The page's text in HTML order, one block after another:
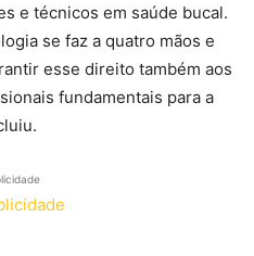
e técnicos em saúde bucal.
se faz a quatro mãos e
esse direito também aos
fundamentais para a